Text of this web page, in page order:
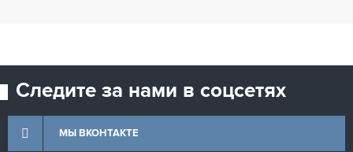
Следите за нами в соцсетях
МЫ ВКОНТАКТЕ